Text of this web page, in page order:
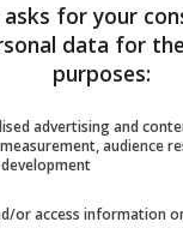
for your
data for
purposes:
advertising and
audience
or access information